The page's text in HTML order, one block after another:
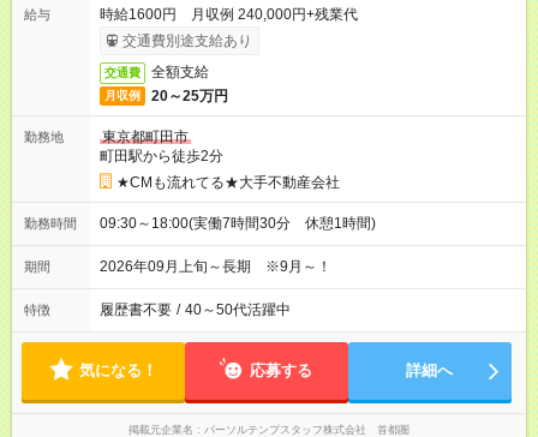
給与
時給1600円 月収例 240,000円+残業代
交通費別途支給あり
交通費 全額支給
月収例 20～25万円
勤務地
東京都町田市
町田駅から徒歩2分
★CMも流れてる★大手不動産会社
勤務時間 09:30～18:00(実働7時間30分 休憩1時間)
期間 2026年09月上旬～長期 ※9月～！
特徴 履歴書不要 / 40～50代活躍中
気になる！ 応募する 詳細へ
掲載元企業名 パーソルテンプスタッフ株式会社 首都圏